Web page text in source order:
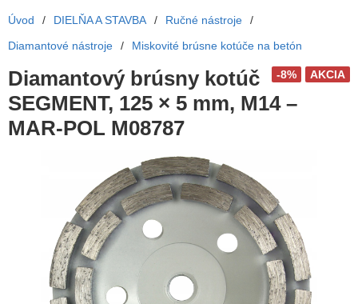
Úvod / DIELŇA A STAVBA / Ručné nástroje
/
Diamantové nástroje
/ Miskovité brúsne kotúče na betón
AKCIA
-8%
Diamantový brúsny kotúč
SEGMENT, 125 × 5 mm, M14 –
MAR-POL M08787